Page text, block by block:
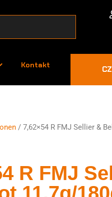
Kontakt
/ 7,62×54 R FMJ Sellier &
R FMJ